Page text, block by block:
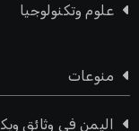
علوم وتكنولوجيا
منوعات
اليمن في وثائق